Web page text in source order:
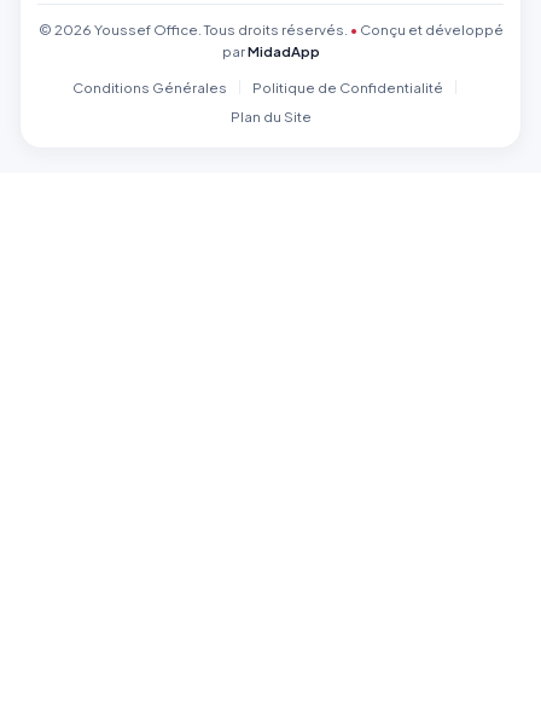
© 2026 Youssef Office. Tous droits réservés. • Conçu et développé
parMidadApp
Conditions Générales
Politique de Confidentialité
Plan du Site